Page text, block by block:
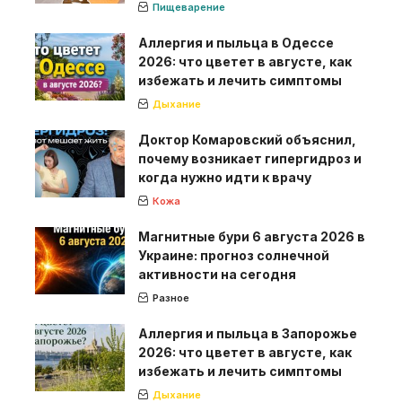
Пищеварение
Аллергия и пыльца в Одессе
2026: что цветет в августе, как
избежать и лечить симптомы
Дыхание
Доктор Комаровский объяснил,
почему возникает гипергидроз и
когда нужно идти к врачу
Кожа
Магнитные бури 6 августа 2026 в
Украине: прогноз солнечной
активности на сегодня
Разное
Аллергия и пыльца в Запорожье
2026: что цветет в августе, как
избежать и лечить симптомы
Дыхание